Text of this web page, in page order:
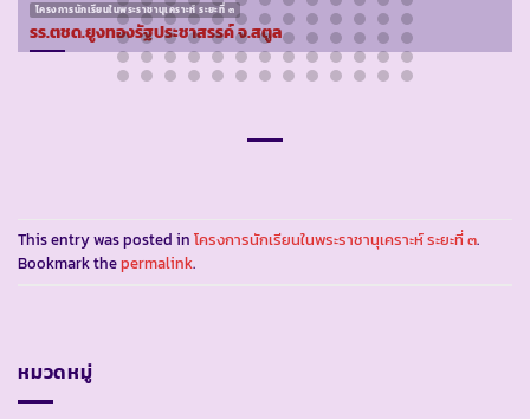
โครงการนักเรียนในพระราชานุเคราะห์ ระยะที่ ๓
รร.ตชด.ยูงทองรัฐประชาสรรค์ จ.สตูล
This entry was posted in โครงการนักเรียนในพระราชานุเคราะห์ ระยะที่ ๓.
Bookmark thepermalink.
หมวดหมู่